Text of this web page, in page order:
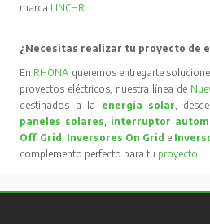
marca LINCHR.
¿Necesitas realizar tu proyecto de
En RHONA queremos entregarte
proyectos eléctricos, nuestra línea de
destinados a la energía solar, desde
paneles solares, interruptor
Off Grid, Inversores On Grid e
complemento perfecto para tu proyecto.